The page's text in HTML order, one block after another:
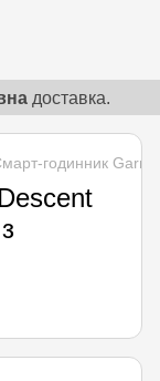
доставка.
годинник